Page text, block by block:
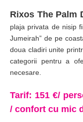
Rixos The Palm
plaja privata de nisip
Jumeirah” de pe
doua cladiri unite
categorii pentru a
necesare.
Tarif: 151 €/
/ confort cu mic